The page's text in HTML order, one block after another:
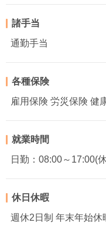
諸手当
通勤手当
各種保険
雇用保険 労災保険 健
就業時間
日勤：08:00～17:00(
休日休暇
週休2日制 年末年始休